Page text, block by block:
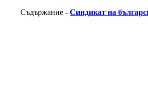
Съдържание - Синдикат на